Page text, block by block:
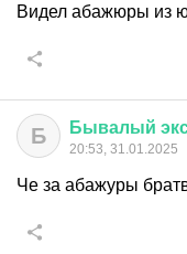
Видел абажюры из
Б Бывалый
20:53, 31.01.2025
Че за абажуры